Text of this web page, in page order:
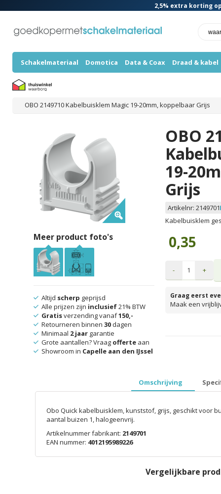
2,5% extra korting
Schakelmateriaal Domotica Data & Coax Draad & kabel
OBO 2149710 Kabelbuisklem Magic 19-20mm, koppelbaar Grijs
OBO
19-
Grijs
Artikelnr: 2149701
Kabelbuisklem
0,35
- +
Graag eerst
Maak een
Meer product foto's
Altijd scherp geprijsd
Alle prijzen zijn inclusief21% BTW
Gratisverzending vanaf150,-
Retourneren binnen 30dagen
Minimaal 2 jaargarantie
Grote aantallen? Vraag offerteaan
Showroom in Capelle aan den IJssel
Omschrijving
Obo Quick kabelbuisklem, kunststof, grijs, geschikt voor
aantal buizen 1, halogeenvrij.
Artikelnummer fabrikant: 2149701
EAN nummer: 4012195989226
Vergelijkbare